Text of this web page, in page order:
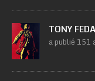
TONY FEDA
a publié 151